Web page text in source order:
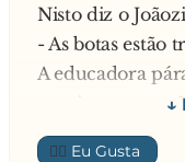
namorado!
Responde a
- Está bem
Carla fica a
- “Esta miúda
Nisto diz o
- As botas estão
A educadora
menino tem
novamente.
👍🏼